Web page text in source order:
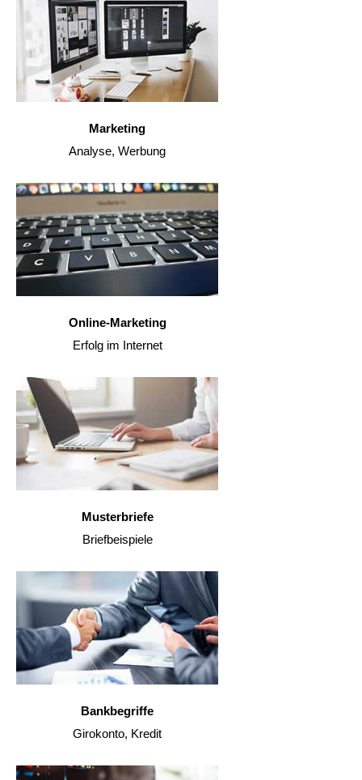
Marketing
Analyse, Werbung
Online-Marketing
Erfolg im Internet
Musterbriefe
Briefbeispiele
Bankbegriffe
Girokonto, Kredit